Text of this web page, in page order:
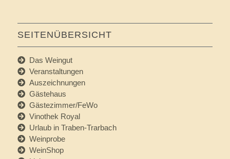
SEITENÜBERSICHT
Das Weingut
Veranstaltungen
Auszeichnungen
Gästehaus
Gästezimmer/FeWo
Vinothek Royal
Urlaub in Traben-Trarbach
Weinprobe
WeinShop